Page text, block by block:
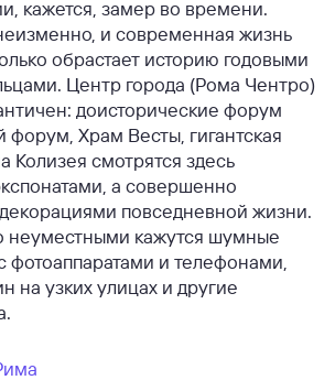
кажется, замер во времени.
и современная жизнь
обрастает историю годовыми
Центр города (Рома Чентро)
доисторические форум
форум, Храм Весты, гигантская
Колизея смотрятся здесь
а совершенно
повседневной жизни.
неуместными кажутся шумные
фотоаппаратами и телефонами,
на узких улицах и другие